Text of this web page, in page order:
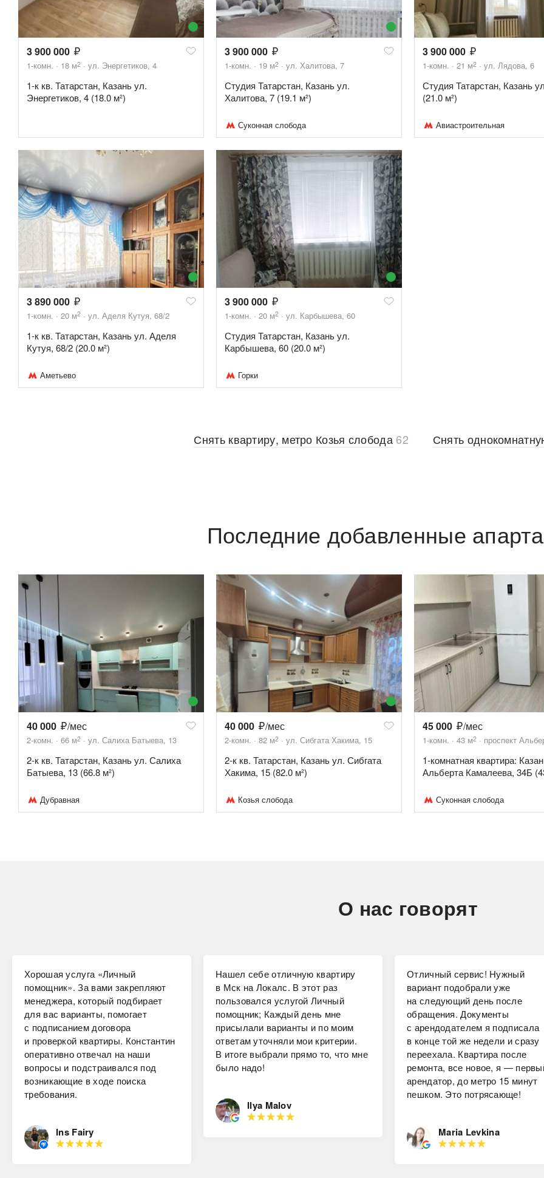
3 900 000
1-комн. 18 м2 ул. Энергетиков, 4
1-к кв. Татарстан, Казань ул.
Энергетиков, 4 (18.0 м²)
3 900 000
1-комн. 19 м2 ул. Халитова, 7
Студия Татарстан, Казань ул.
Халитова, 7 (19.1 м²)
Суконная слобода
3 900 000
1-комн. 21 м2 ул. Лядова, 6
Студия Татарстан, Казань
(21.0 м²)
Авиастроительная
3 890 000
1-комн. 20 м2 ул. Аделя Кутуя, 68/2
1-к кв. Татарстан, Казань ул. Аделя
Кутуя, 68/2 (20.0 м²)
Аметьево
3 900 000
1-комн. 20 м2 ул. Карбышева, 60
Студия Татарстан, Казань ул.
Карбышева, 60 (20.0 м²)
Горки
Снять квартиру, метро Козья слобода 62 Снять
Последние добавленные
40 000 /мес
2-комн. 66 м2 ул. Салиха Батыева, 13
2-к кв. Татарстан, Казань ул. Салиха
Батыева, 13 (66.8 м²)
Дубравная
40 000 /мес
2-комн. 82 м2 ул. Сибгата Хакима, 15
2-к кв. Татарстан, Казань ул. Сибгата
Хакима, 15 (82.0 м²)
Козья слобода
45 000 /мес
1-комн. 43 м2 проспект
1-комнатная квартира:
Альберта Камалеева, 34Б
Суконная слобода
О нас говорят
Хорошая услуга «Личный
помощник». За вами закрепляют
менеджера, который подбирает
для вас варианты, помогает
с подписанием договора
и проверкой квартиры. Константин
оперативно отвечал на наши
вопросы и подстраивался под
возникающие в ходе поиска
требования.
Ins Fairy
Нашел себе отличную квартиру
в Мск на Локалс. В этот раз
пользовался услугой Личный
помощник; Каждый день мне
присылали варианты и по моим
ответам уточняли мои критерии.
В итоге выбрали прямо то, что мне
было надо!
Ilya Malov
Отличный сервис! Нужный
вариант подобрали уже
на следующий день после
обращения. Документы
с арендодателем я подписала
в конце той же недели и сразу
переехала. Квартира после
ремонта, все новое, я —
арендатор, до метро 15 минут
пешком. Это потрясающе!
Maria Levkina